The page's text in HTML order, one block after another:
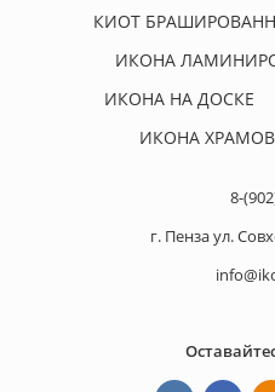
КИОТ
ИКОНА
ИКОНА НА ДОСКЕ
ИКОНА
8-
г. Пенза ул.